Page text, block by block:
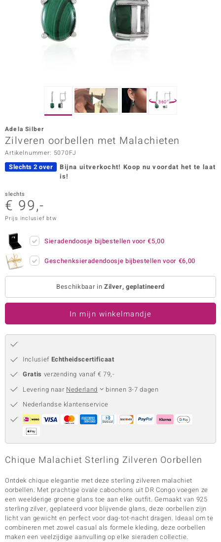
Vogue
in Italy
Paraíso
360°
Adela Silber
Zilveren oorbellen met Malachieten
Artikelnummer: 5070FJ
Slechts 2 over Bijna uitverkocht! Koop nu voordat het te laat
is!
slechts
€ 99,-
Prijs inclusief btw
Sieradendoosje bijbestellen voor€5,00
Geschenksieradendoosje bijbestellen voor €6,00
Beschikbaar in Zilver, geplatineerd
In mijn winkelmandje
Inclusief Echtheidscertificaat
Gratis verzending vanaf € 79,-
Levering naar Nederland
binnen 3-7 dagen
Nederlandse klantenservice
Chique Malachiet Sterling Zilveren Oorbellen
Ontdek chique elegantie met deze sterling zilveren malachiet
oorbellen. Met prachtige ovale cabochons uit DR Congo voegen ze
een weelderige groene glans toe aan elke outfit. Gemaakt van 925
sterling zilver, geplateerd voor blijvende glans, deze oorbellen zijn
licht van gewicht en perfect voor dag-tot-nacht dragen. Ideaal om te
combineren met zowel casual als formele kleding, deze oorbellen
maken een veelzijdige aanvulling op elke sieraden collectie.